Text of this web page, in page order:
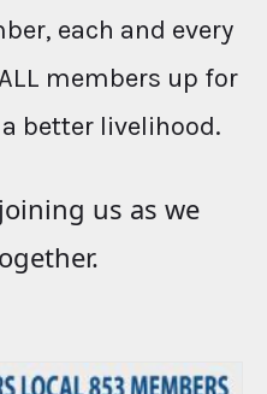
each and every
members up for
better livelihood.
us as we